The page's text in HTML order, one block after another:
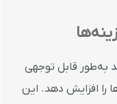
قابل توجهی
را افزایش دهد. این